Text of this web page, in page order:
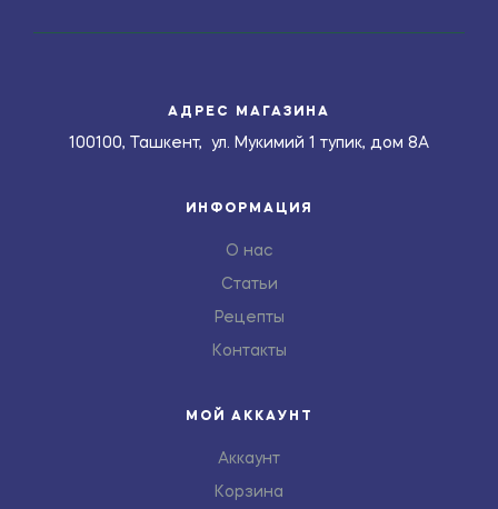
АДРЕС МАГАЗИНА
100100, Ташкент, ул. Мукимий 1 тупик, дом 8А
ИНФОРМАЦИЯ
О нас
Статьи
Рецепты
Контакты
МОЙ АККАУНТ
Аккаунт
Корзина